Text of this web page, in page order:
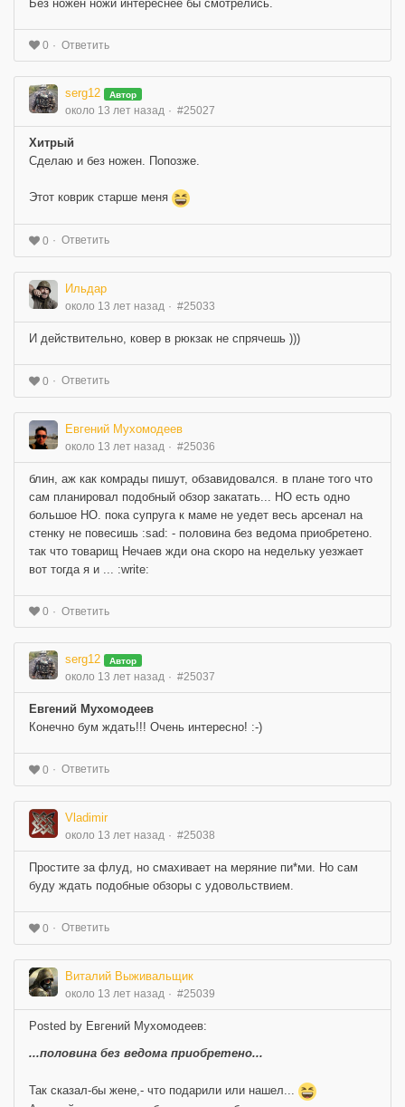
Без ножен ножи интереснее бы смотрелись.
0 Ответить
serg12 Автор
около 13 лет назад #25027
Хитрый
Сделаю и без ножен. Попозже.
Этот коврик старше меня
0 Ответить
Ильдар
около 13 лет назад #25033
И действительно, ковер в рюкзак не спрячешь )))
0 Ответить
Евгений Мухомодеев
около 13 лет назад #25036
блин, аж как комрады пишут, обзавидовался. в плане того что
сам планировал подобный обзор закатать... НО есть одно
большое НО. пока супруга к маме не уедет весь арсенал на
стенку не повесишь :sad: - половина без ведома приобретено.
так что товарищ Нечаев жди она скоро на недельку уезжает
вот тогда я и ... :write:
0 Ответить
serg12 Автор
около 13 лет назад #25037
Евгений Мухомодеев
Конечно бум ждать!!! Очень интересно! :-)
0 Ответить
Vladimir
около 13 лет назад #25038
Простите за флуд, но смахивает на меряние пи*ми. Но сам
буду ждать подобные обзоры с удовольствием.
0 Ответить
Виталий Выживальщик
около 13 лет назад #25039
Posted by Евгений Мухомодеев:
...половина без ведома приобретено...
Так сказал-бы жене,- что подарили или нашел...